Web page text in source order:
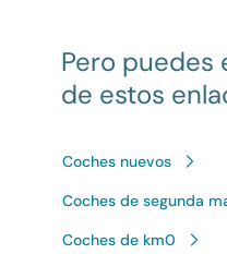
Pero puedes
de estos
Coches nuevos
Coches de segunda
Coches de km0